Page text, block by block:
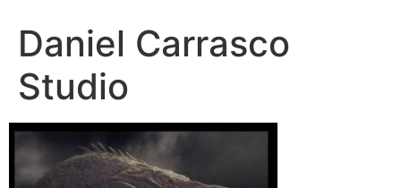
Daniel Carrasco
Studio